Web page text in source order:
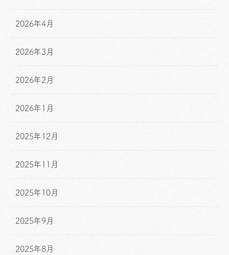
2026年4月
2026年3月
2026年2月
2026年1月
2025年12月
2025年11月
2025年10月
2025年9月
2025年8月